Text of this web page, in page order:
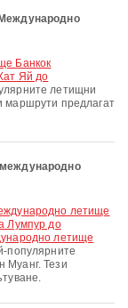
Яй до
летищни
предлагат
Лумпур до
летище
популярните
Муанг. Тези